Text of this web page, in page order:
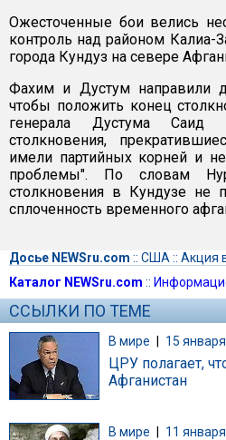
Ожесточенные бои велись
контроль над районом Калиа-
города Кундуз на севере
Фахим и Дустум направили
чтобы положить конец
генерала Дустума Саид
столкновения,
имели партийных корней и
проблемы". По словам
столкновения в Кундузе не
сплоченность временного
Досье NEWSru.com :: США :: Акция
Каталог NEWSru.com ::
ССЫЛКИ ПО ТЕМЕ
В мире | 15
ЦРУ полагает,
Афганистан
В мире 11